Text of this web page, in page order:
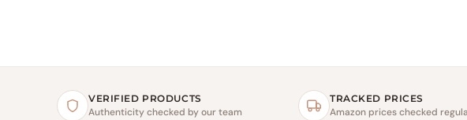
VERIFIED PRODUCTS
Authenticity checked by our team
TRACKED PRICES
Amazon prices checked